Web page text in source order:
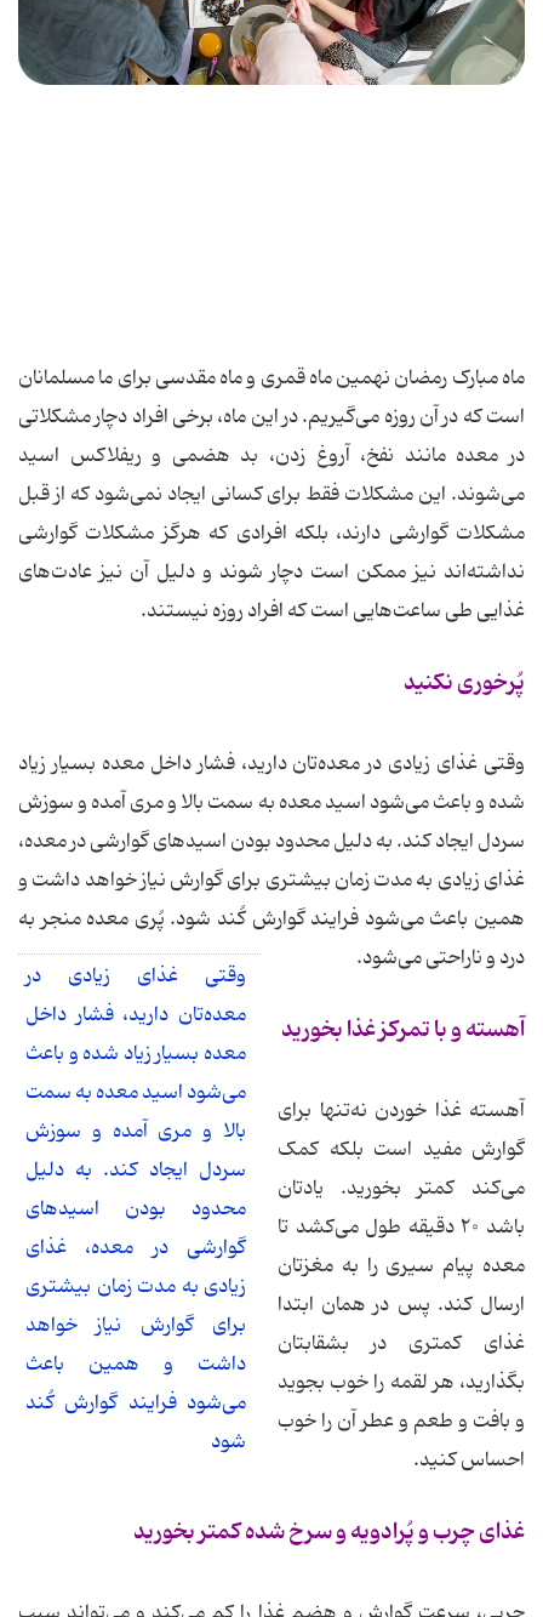
ماه مبارک رمضان نهمین ماه قمری و ماه مقدسی برای ما مسلمانان
است که در آن روزه می‌گیریم. در این ماه، برخی افراد دچار مشکلاتی
در معده مانند نفخ، آروغ زدن، بد هضمی و ریفلاکس اسید
می‌شوند. این مشکلات فقط برای کسانی ایجاد نمی‌شود که از قبل
مشکلات گوارشی دارند، بلکه افرادی که هرگز مشکلات گوارشی
نداشته‌اند نیز ممکن است دچار شوند و دلیل آن نیز عادت‌های
غذایی طی ساعت‌هایی است که افراد روزه نیستند.
پُرخوری نکنید
وقتی غذای زیادی در معده‌تان دارید، فشار داخل معده بسیار زیاد
شده و باعث می‌شود اسید معده به سمت بالا و مری آمده و سوزش
سردل ایجاد کند. به دلیل محدود بودن اسیدهای گوارشی در معده،
غذای زیادی به مدت زمان بیشتری برای گوارش نیاز خواهد داشت و
همین باعث می‌شود فرایند گوارش کُند شود. پُری معده منجر به
درد و ناراحتی می‌شود.
وقتی غذای زیادی در
معده‌تان دارید، فشار داخل
معده بسیار زیاد شده و باعث
می‌شود اسید معده به سمت
بالا و مری آمده و سوزش
سردل ایجاد کند. به دلیل
محدود بودن اسیدهای
گوارشی در معده، غذای
زیادی به مدت زمان بیشتری
برای گوارش نیاز خواهد
داشت و همین باعث
می‌شود فرایند گوارش کُند
شود
آهسته و با تمرکز غذا بخورید
آهسته غذا خوردن نه‌تنها برای
گوارش مفید است بلکه کمک
می‌کند کمتر بخورید. یادتان
باشد ۲۰ دقیقه طول می‌کشد تا
معده پیام سیری را به مغزتان
ارسال کند. پس در همان ابتدا
غذای کمتری در بشقابتان
بگذارید، هر لقمه را خوب بجوید
و بافت و طعم و عطر آن را خوب
احساس کنید.
غذای چرب و پُرادویه و سرخ شده کمتر بخورید